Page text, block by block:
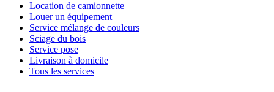
Location de camionnette
Louer un équipement
Service mélange de couleurs
Sciage du bois
Service pose
Livraison à domicile
Tous les services